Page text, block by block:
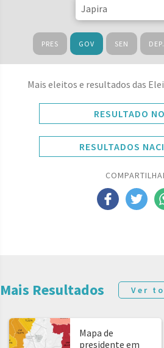
PRES GOV SEN
Mais eleitos e resultados das
RESULTADO
RESULTADOS
Mais Resultados Ver
Mapa de
presidente em